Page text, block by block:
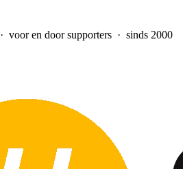
· voor en door supporters · sinds 2000